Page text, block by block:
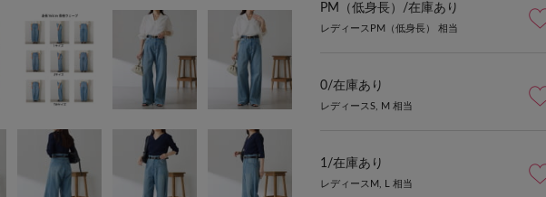
PM（低身長）/在庫あり
レディースPM（低身長） 相当
0/在庫あり
レディースS, M 相当
1/在庫あり
レディースM, L 相当